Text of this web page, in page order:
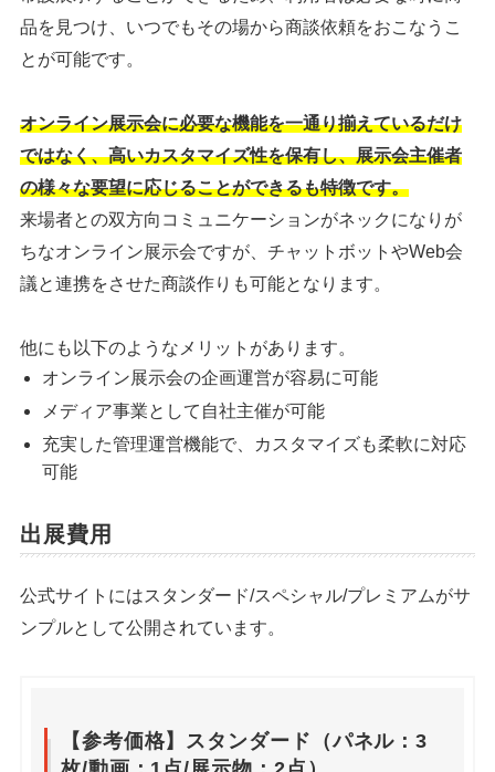
品を見つけ、いつでもその場から商談依頼をおこなうこ
とが可能です。
オンライン展示会に必要な機能を一通り揃えているだけ
ではなく、高いカスタマイズ性を保有し、展示会主催者
の様々な要望に応じることができるも特徴です。
来場者との双方向コミュニケーションがネックになりが
ちなオンライン展示会ですが、チャットボットやWeb会
議と連携をさせた商談作りも可能となります。
他にも以下のようなメリットがあります。
オンライン展示会の企画運営が容易に可能
メディア事業として自社主催が可能
充実した管理運営機能で、カスタマイズも柔軟に対応
可能
出展費用
公式サイトにはスタンダード/スペシャル/プレミアムがサ
ンプルとして公開されています。
【参考価格】スタンダード（パネル：3